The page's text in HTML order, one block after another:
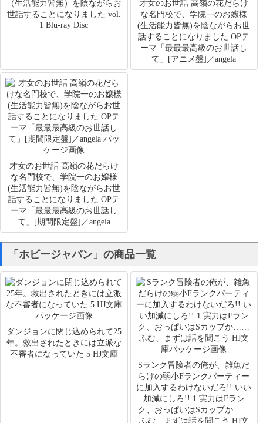
（生活能力皆無）を陰ながらお
世話することになりました vol.
1 Blu-ray Disc
才女のお世話 高嶺の花だらけ
な名門校で、学院一のお嬢様
(生活能力皆無)を陰ながらお世
話することになりました OPテ
ーマ「最最最高級のお世話し
て」[アニメ盤]／angela
才女のお世話 高嶺の花だらけ
な名門校で、学院一のお嬢様
(生活能力皆無)を陰ながらお世
話することになりました OPテ
ーマ「最最最高級のお世話し
て」[期間限定盤]／angela
「ホビージャパン」の商品一覧
ダンジョンに閉じ込められて25
年。救出されたときには立派な
不審者になっていた 5 HJ文庫
Sランク冒険者の俺が、雑魚だ
らけの弱小Fランクパーティー
に加入するわけないだろ!! いい
加減にしろ!! 1 実力はFラン
ク、おっぱいはSカップか……
ふむ、まずは話を聞こう HJ文